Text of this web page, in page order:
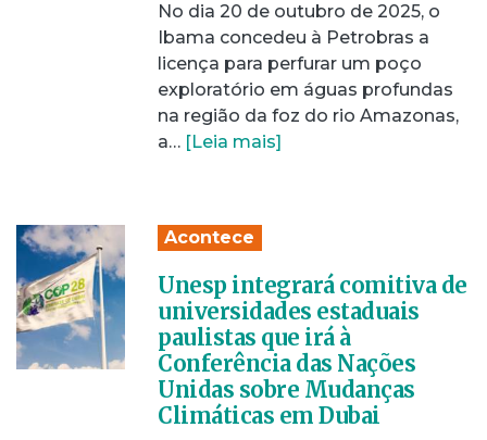
No dia 20 de outubro de 2025, o
Ibama concedeu à Petrobras a
licença para perfurar um poço
exploratório em águas profundas
na região da foz do rio Amazonas,
a… [Leia mais]
Acontece
Unesp integrará comitiva de
universidades estaduais
paulistas que irá à
Conferência das Nações
Unidas sobre Mudanças
Climáticas em Dubai